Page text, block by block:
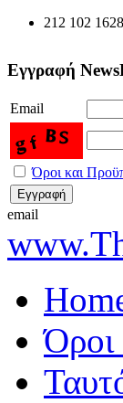
212 102 1628
Εγγραφή
Email
Όροι και
email